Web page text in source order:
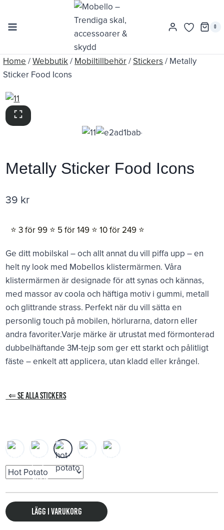
content
0
Home /Webbutik/ Mobiltillbehör/ Stickers / Metally
Sticker Food Icons
Metally Sticker Food Icons
39 kr
⭐️ 3 för 99 ⭐️ 5 för 149 ⭐️ 10 för 249 ⭐️
Ge ditt mobilskal – och allt annat du vill piffa upp – en
helt ny look med Mobellos klistermärmen. Våra
klistermärmen är designade för att synas och kännas,
med massor av coola och häftiga motiv i gummi, metall
och glittrande strass. Perfekt när du vill sätta en
personlig touch på mobilen, hörlurarna, datorn eller
andra favoriter.Varje märke är utrustat med förmonterad
dubbelhäftande 3M-tejp som ger ett starkt och pålitligt
fäste – enkelt att applicera, utan kladd eller krångel.
⇐ SE ALLA STICKERS
Lägg i varukorg